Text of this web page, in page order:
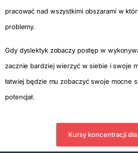
pracować nad wszystkimi obszarami w
problemy.
Gdy dyslektyk zobaczy postęp w
zacznie bardziej wierzyć w siebie i swoje
łatwiej będzie mu zobaczyć swoje mocne
potencjał.
Kursy koncentracji